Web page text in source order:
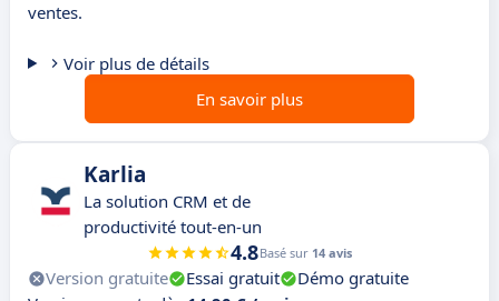
ventes.
Voir plus de détails
En savoir plus
Karlia
La solution CRM et de
productivité tout-en-un
4.8Basé sur 14 avis
Version gratuite Essai gratuit
Démo gratuite